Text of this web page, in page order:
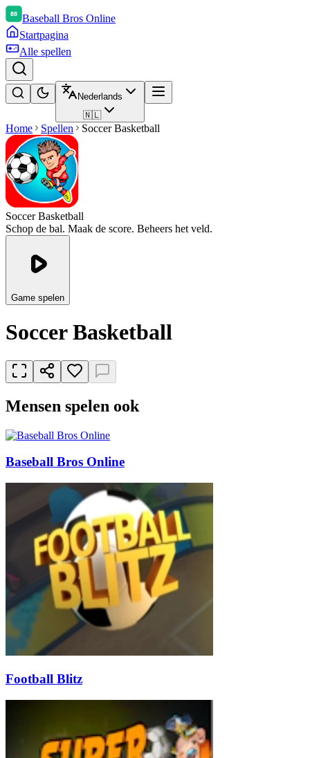
Baseball Bros Online
Startpagina
Alle spellen
Nederlands
🇳🇱
Home Spellen Soccer Basketball
Soccer Basketball
Schop de bal. Maak de score. Beheers het veld.
Game spelen
Soccer Basketball
Mensen spelen ook
Baseball Bros Online
Football Blitz